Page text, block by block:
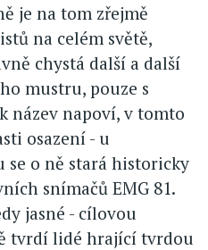
je na tom zřejmě
na celém světě,
chystá další a další
mustru, pouze s
název napoví, v tomto
osazení - u
se o ně stará historicky
snímačů EMG 81.
jasné - cílovou
tvrdí lidé hrající tvrdou